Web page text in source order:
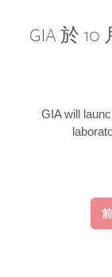
GIA 於
GIA will